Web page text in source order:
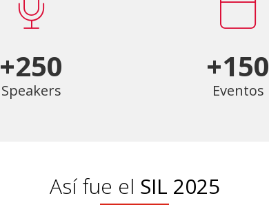
+250
Speakers
+150
Eventos
Así fue el SIL 2025